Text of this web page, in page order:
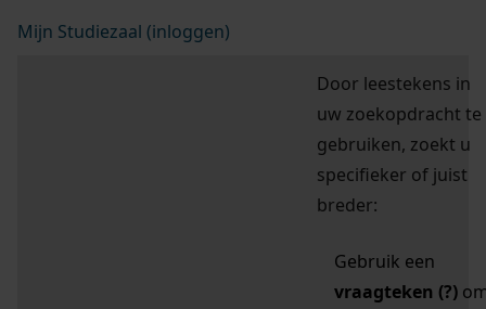
Mijn Studiezaal (inloggen)
Door leestekens in
uw zoekopdracht te
gebruiken, zoekt u
specifieker of juist
breder:
Gebruik een
vraagteken (?)